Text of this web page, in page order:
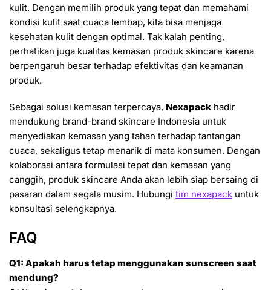
kulit. Dengan memilih produk yang tepat dan memahami
kondisi kulit saat cuaca lembap, kita bisa menjaga
kesehatan kulit dengan optimal. Tak kalah penting,
perhatikan juga kualitas kemasan produk skincare karena
berpengaruh besar terhadap efektivitas dan keamanan
produk.
Sebagai solusi kemasan terpercaya, Nexapack hadir
mendukung brand-brand skincare Indonesia untuk
menyediakan kemasan yang tahan terhadap tantangan
cuaca, sekaligus tetap menarik di mata konsumen. Dengan
kolaborasi antara formulasi tepat dan kemasan yang
canggih, produk skincare Anda akan lebih siap bersaing di
pasaran dalam segala musim. Hubungi tim nexapack untuk
konsultasi selengkapnya.
FAQ
Q1: Apakah harus tetap menggunakan sunscreen saat
mendung?